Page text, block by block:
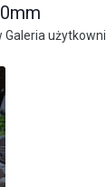
Galeria